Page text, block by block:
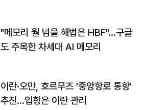
"메모리 월 넘을 해법은 HBF"…구글
도 주목한 차세대 AI 메모리
이란·오만, 호르무즈 '중앙항로 통항'
추진…입항은 이란 관리